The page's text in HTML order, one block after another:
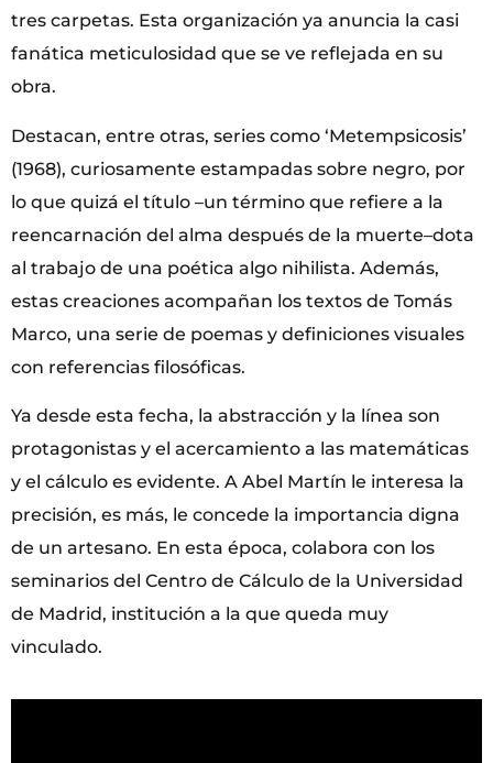
tres carpetas. Esta organización ya anuncia la casi
fanática meticulosidad que se ve reflejada en su
obra.
Destacan, entre otras, series como ‘Metempsicosis’
(1968), curiosamente estampadas sobre negro, por
lo que quizá el título –un término que refiere a la
reencarnación del alma después de la muerte–dota
al trabajo de una poética algo nihilista. Además,
estas creaciones acompañan los textos de Tomás
Marco, una serie de poemas y definiciones visuales
con referencias filosóficas.
Ya desde esta fecha, la abstracción y la línea son
protagonistas y el acercamiento a las matemáticas
y el cálculo es evidente. A Abel Martín le interesa la
precisión, es más, le concede la importancia digna
de un artesano. En esta época, colabora con los
seminarios del Centro de Cálculo de la Universidad
de Madrid, institución a la que queda muy
vinculado.